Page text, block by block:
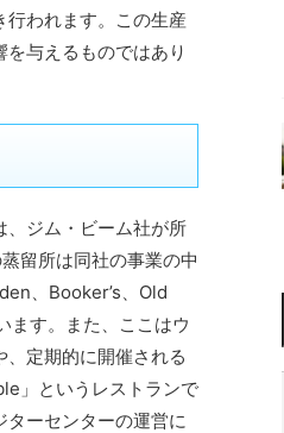
行われます。この生産
与えるものではあり
ジム・ビーム社が所
留所は同社の事業の中
、Booker’s、Old
ます。また、ここはウ
定期的に開催される
」というレストランで
ーセンターの運営に